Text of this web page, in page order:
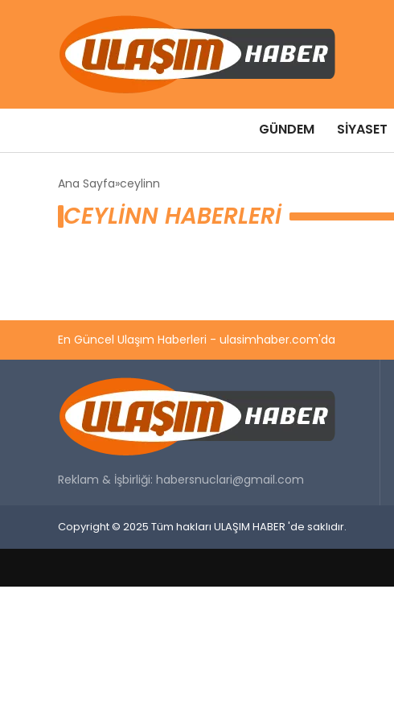
GÜNDEM SIYASET
Ana Sayfa ceylinn
CEYLINN HABERLERI
En Güncel Ulaşım Haberleri - ulasimhaber.com'da
Reklam & İşbirliği: habersnuclari@gmail.com
Copyright © 2025 Tüm hakları ULAŞIM HABER 'de saklıdır.